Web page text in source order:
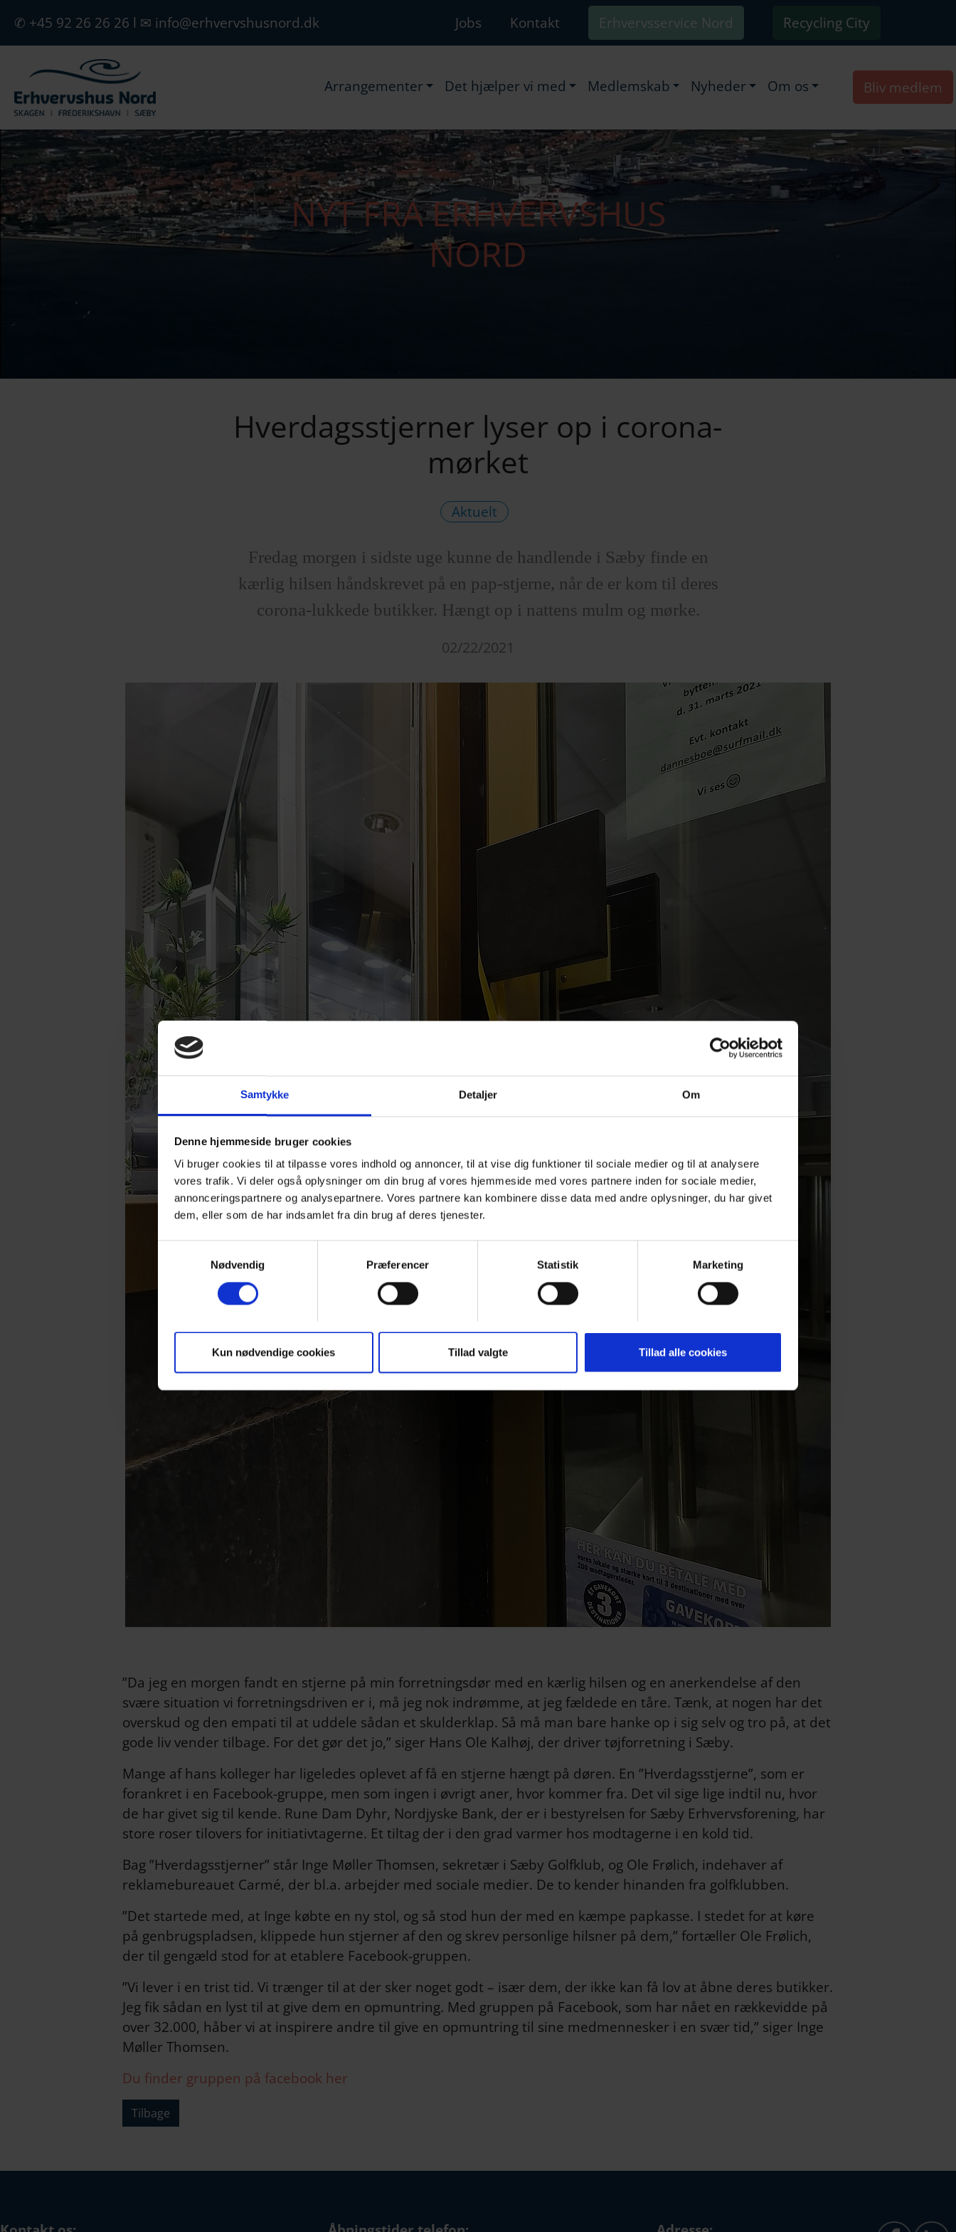
Samtykke Detaljer Om
Denne hjemmeside bruger cookies
Vi bruger cookies til at tilpasse vores indhold og annoncer, til at vise dig funktioner til sociale medier og til at analysere
vores trafik. Vi deler også oplysninger om din brug af vores hjemmeside med vores partnere inden for sociale medier,
annonceringspartnere og analysepartnere. Vores partnere kan kombinere disse data med andre oplysninger, du har givet
dem, eller som de har indsamlet fra din brug af deres tjenester.
Nødvendig
Præferencer Statistik Marketing
Kun nødvendige cookies Tillad valgte Tillad alle cookies
✆ +45 92 26 26 26 l ✉ info@erhvervshusnord.dk Jobs Kontakt Erhvervsservice Nord Recycling City
Arrangementer Det hjælper vi med Medlemskab Nyheder Om os Bliv medlem
NYT FRA ERHVERVSHUS
NORD
Hverdagsstjerner lyser op i corona-
mørket
Aktuelt
Fredag morgen i sidste uge kunne de handlende i Sæby finde en
kærlig hilsen håndskrevet på en pap-stjerne, når de er kom til deres
corona-lukkede butikker. Hængt op i nattens mulm og mørke.
02/22/2021
”Da jeg en morgen fandt en stjerne på min forretningsdør med en kærlig hilsen og en anerkendelse af den
svære situation vi forretningsdriven er i, må jeg nok indrømme, at jeg fældede en tåre. Tænk, at nogen har det
overskud og den empati til at uddele sådan et skulderklap. Så må man bare hanke op i sig selv og tro på, at det
gode liv vender tilbage. For det gør det jo,” siger Hans Ole Kalhøj, der driver tøjforretning i Sæby.
Mange af hans kolleger har ligeledes oplevet af få en stjerne hængt på døren. En ”Hverdagsstjerne”, som er
forankret i en Facebook-gruppe, men som ingen i øvrigt aner, hvor kommer fra. Det vil sige lige indtil nu, hvor
de har givet sig til kende. Rune Dam Dyhr, Nordjyske Bank, der er i bestyrelsen for Sæby Erhvervsforening, har
store roser tilovers for initiativtagerne. Et tiltag der i den grad varmer hos modtagerne i en kold tid.
Bag ”Hverdagsstjerner” står Inge Møller Thomsen, sekretær i Sæby Golfklub, og Ole Frølich, indehaver af
reklamebureauet Carmé, der bl.a. arbejder med sociale medier. De to kender hinanden fra golfklubben.
”Det startede med, at Inge købte en ny stol, og så stod hun der med en kæmpe papkasse. I stedet for at køre
på genbrugspladsen, klippede hun stjerner af den og skrev personlige hilsner på dem,” fortæller Ole Frølich,
der til gengæld stod for at etablere Facebook-gruppen.
”Vi lever i en trist tid. Vi trænger til at der sker noget godt – især dem, der ikke kan få lov at åbne deres butikker.
Jeg fik sådan en lyst til at give dem en opmuntring. Med gruppen på Facebook, som har nået en rækkevidde på
over 32.000, håber vi at inspirere andre til give en opmuntring til sine medmennesker i en svær tid,” siger Inge
Møller Thomsen.
Du finder gruppen på facebook her
Tilbage